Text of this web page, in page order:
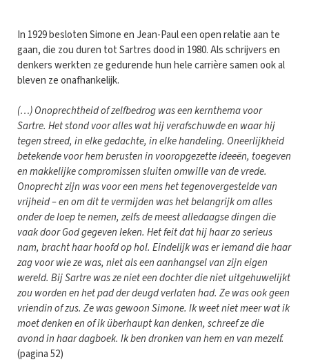
In 1929 besloten Simone en Jean-Paul een open relatie aan te
gaan, die zou duren tot Sartres dood in 1980. Als schrijvers en
denkers werkten ze gedurende hun hele carrière samen ook al
bleven ze onafhankelijk.
(…) Onoprechtheid of zelfbedrog was een kernthema voor
Sartre. Het stond voor alles wat hij verafschuwde en waar hij
tegen streed, in elke gedachte, in elke handeling. Oneerlijkheid
betekende voor hem berusten in vooropgezette ideeën, toegeven
en makkelijke compromissen sluiten omwille van de vrede.
Onoprecht zijn was voor een mens het tegenovergestelde van
vrijheid – en om dit te vermijden was het belangrijk om alles
onder de loep te nemen, zelfs de meest alledaagse dingen die
vaak door God gegeven leken. Het feit dat hij haar zo serieus
nam, bracht haar hoofd op hol. Eindelijk was er iemand die haar
zag voor wie ze was, niet als een aanhangsel van zijn eigen
wereld. Bij Sartre was ze niet een dochter die niet uitgehuwelijkt
zou worden en het pad der deugd verlaten had. Ze was ook geen
vriendin of zus. Ze was gewoon Simone. Ik weet niet meer wat ik
moet denken en of ik überhaupt kan denken, schreef ze die
avond in haar dagboek. Ik ben dronken van hem en van mezelf.
(pagina 52)